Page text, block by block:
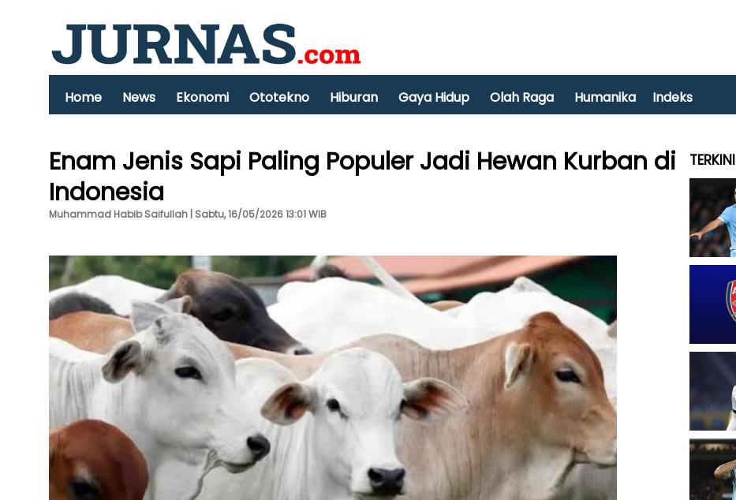
Home News Ekonomi Ototekno Hiburan Gaya Hidup Olah Raga Humanika Indeks
Enam Jenis Sapi Paling Populer Jadi Hewan Kurban di
Indonesia
Muhammad Habib Saifullah | Sabtu, 16/05/2026 13:01 WIB
TERKINI